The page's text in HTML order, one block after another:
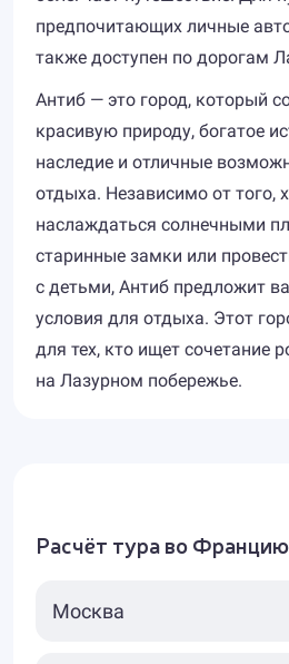
предпочитающих личные
также доступен по дорогам
Антиб — это город, который
красивую природу, богатое
наследие и отличные
отдыха. Независимо от того,
наслаждаться солнечными
старинные замки или
с детьми, Антиб предложит
условия для отдыха. Этот
для тех, кто ищет сочетание
на Лазурном побережье.
Расчёт тура во Францию